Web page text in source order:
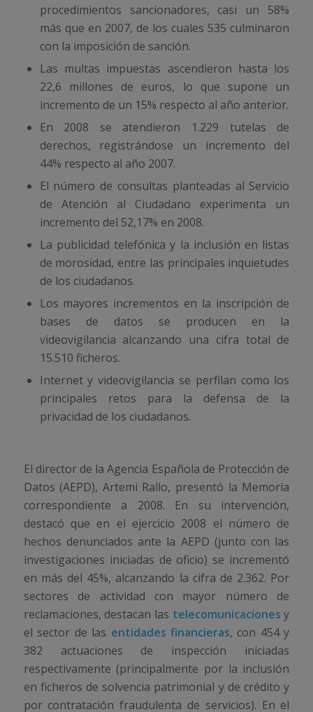
procedimientos sancionadores, casi un 58%
más que en 2007, de los cuales 535 culminaron
con la imposición de sanción.
Las multas impuestas ascendieron hasta los
22,6 millones de euros, lo que supone un
incremento de un 15% respecto al año anterior.
En 2008 se atendieron 1.229 tutelas de
derechos, registrándose un incremento del
44% respecto al año 2007.
El número de consultas planteadas al Servicio
de Atención al Ciudadano experimenta un
incremento del 52,17% en 2008.
La publicidad telefónica y la inclusión en listas
de morosidad, entre las principales inquietudes
de los ciudadanos.
Los mayores incrementos en la inscripción de
bases de datos se producen en la
videovigilancia alcanzando una cifra total de
15.510 ficheros.
Internet y videovigilancia se perfilan como los
principales retos para la defensa de la
privacidad de los ciudadanos.
El director de la Agencia Española de Protección de
Datos (AEPD), Artemi Rallo, presentó la Memoria
correspondiente a 2008. En su intervención,
destacó que en el ejercicio 2008 el número de
hechos denunciados ante la AEPD (junto con las
investigaciones iniciadas de oficio) se incrementó
en más del 45%, alcanzando la cifra de 2.362. Por
sectores de actividad con mayor número de
reclamaciones, destacan las telecomunicaciones y
el sector de las entidades financieras, con 454 y
382 actuaciones de inspección iniciadas
respectivamente (principalmente por la inclusión
en ficheros de solvencia patrimonial y de crédito y
por contratación fraudulenta de servicios). En el